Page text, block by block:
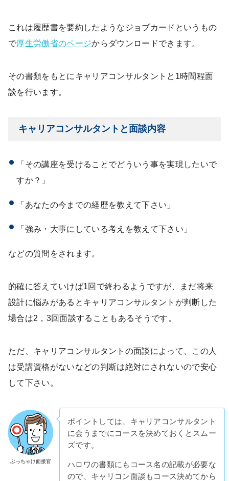
これは履歴書を要約したようなジョブカードというもの
で厚生労働省のページからダウンロードできます。
その書類をもとにキャリアコンサルタントと1時間程面
談を行います。
キャリアコンサルタントと面談内容
「その講座を受けることでどういう事を実現したいで
すか？」
「あなたの今までの経歴を教えて下さい」
「強み・大事にしている考えを教えて下さい」
などの質問をされます。
的確に答えていけば1回で終わるようですが、まだ将来
設計に悩みがあるとキャリアコンサルタントが判断した
場合は2，3回面談することもあるそうです。
ただ、キャリアコンサルタントの面談によって、この人
は受講資格がないなどの判断は絶対にされないので安心
して下さい。
ぶっちゃけ面接官
ポイントしては、キャリアコンサルタント
に会うまでにコースを決めておくとスムー
ズです。
ハロワの書類にもコース名の記載が必要な
ので、キャリコン面談もコース決めてから